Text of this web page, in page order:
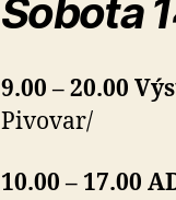
Sobota
9.00 – 20.00
Pivovar/
10.00 – 17.00